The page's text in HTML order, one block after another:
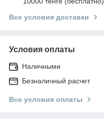
Все условия доставки
Условия оплаты
Наличными
Безналичный расчет
Все условия оплаты